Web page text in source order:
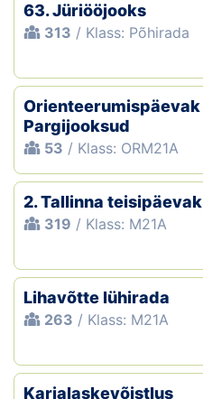
63. Jüriööjooks
313 / Klass: Põhirada
Orienteerumispäevak
Pargijooksud
53 / Klass: ORM21A
2. Tallinna teisipäevak
319 / Klass: M21A
Lihavõtte lühirada
263 / Klass: M21A
Karjalaskevõistlus